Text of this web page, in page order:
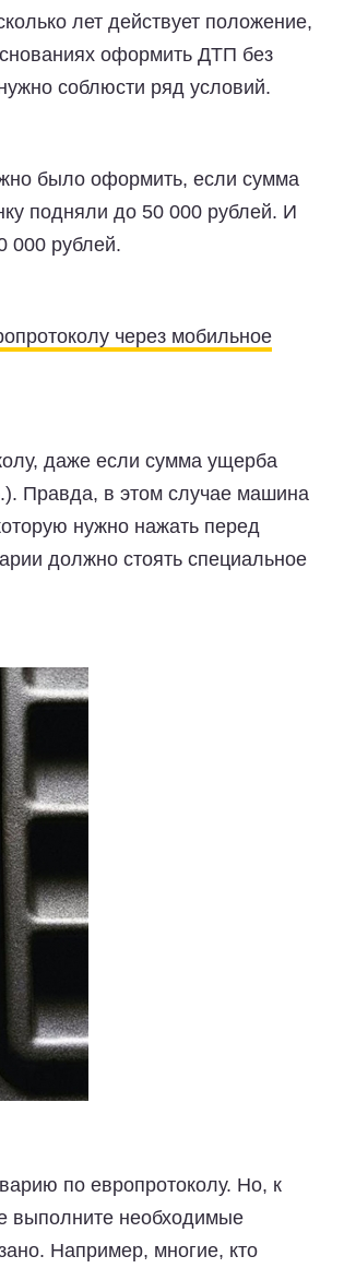
лет действует положение,
оформить ДТП без
соблюсти ряд условий.
было оформить, если сумма
подняли до 50 000 рублей. И
000 рублей.
через мобильное
даже если сумма ущерба
Правда, в этом случае машина
нужно нажать перед
должно стоять специальное
по европротоколу. Но, к
выполните необходимые
Например, многие, кто